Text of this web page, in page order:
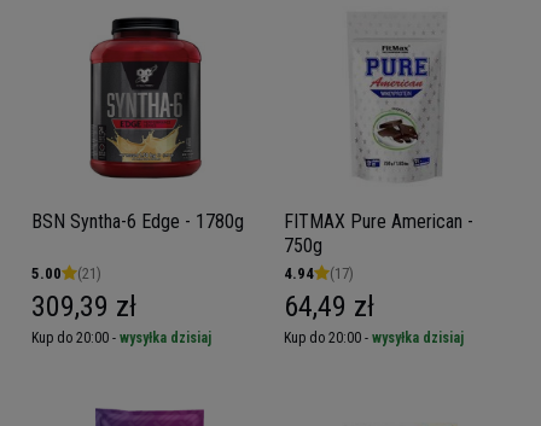
BSN Syntha-6 Edge - 1780g
5.00 (21)
309,39 zł
Kup do 20:00 - wysyłka dzisiaj
FITMAX Pure American -
750g
4.94 (17)
64,49 zł
Kup do 20:00 - wysyłka dzisiaj